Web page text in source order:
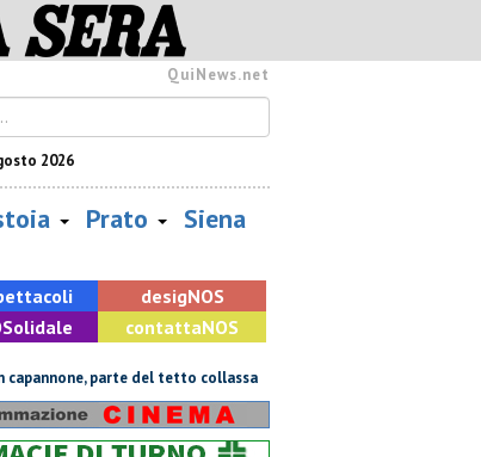
QuiNews.net
2026
Prato Siena
desigNOS
olidale contattaNOS
parte del tetto collassa